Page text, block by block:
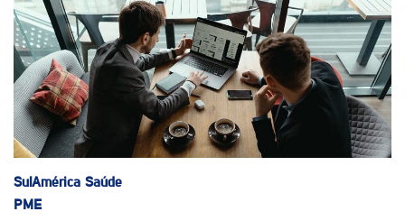
SulAmérica Saúde
PME